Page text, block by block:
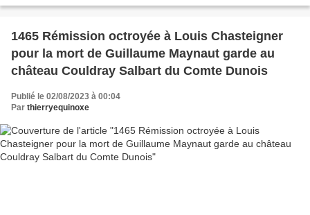
1465 Rémission octroyée à Louis Chasteigner
pour la mort de Guillaume Maynaut garde au
château Couldray Salbart du Comte Dunois
Publié le 02/08/2023 à 00:04
Par thierryequinoxe